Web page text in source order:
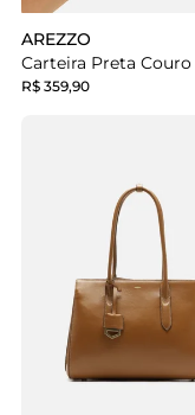
AREZZO
R$ 359,90